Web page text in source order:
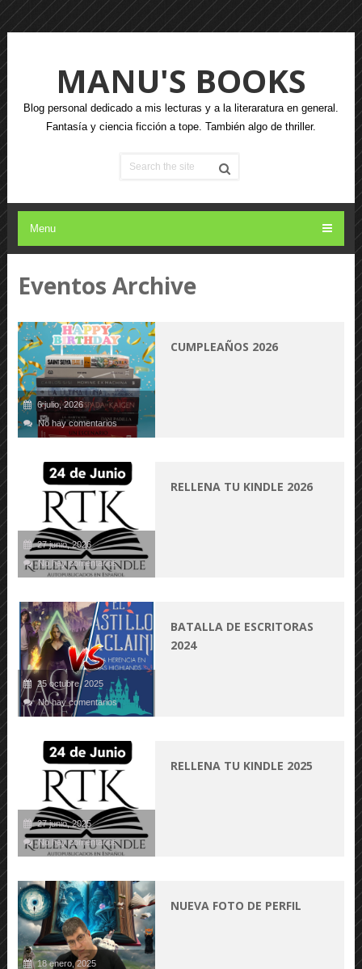
MANU'S BOOKS
Blog personal dedicado a mis lecturas y a la literaratura en general.
Fantasía y ciencia ficción a tope. También algo de thriller.
Menu
Eventos Archive
6 julio, 2026
No hay comentarios
CUMPLEAÑOS 2026
27 junio, 2026
No hay comentarios
RELLENA TU KINDLE 2026
25 octubre, 2025
No hay comentarios
BATALLA DE ESCRITORAS
2024
27 junio, 2025
No hay comentarios
RELLENA TU KINDLE 2025
18 enero, 2025
NUEVA FOTO DE PERFIL